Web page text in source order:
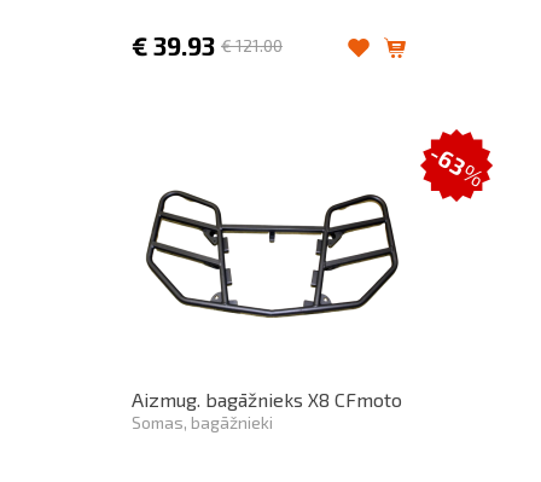
€ 39.93 €121.00
Aizmug. bagāžnieks X8 CFmoto
Somas, bagāžnieki
-63%